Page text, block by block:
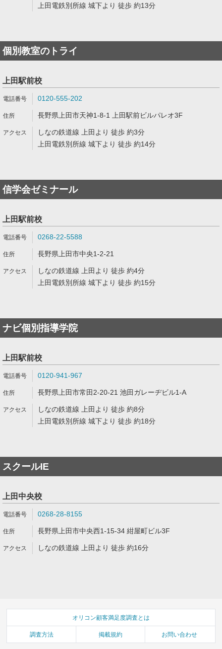
上田電鉄別所線 城下より 徒歩 約13分
個別教室のトライ
上田駅前校
0120-555-202
長野県上田市天神1-8-1 上田駅前ビルパレオ3F
しなの鉄道線 上田より 徒歩 約3分
上田電鉄別所線 城下より 徒歩 約14分
信学会ゼミナール
上田駅前校
0268-22-5588
長野県上田市中央1-2-21
しなの鉄道線 上田より 徒歩 約4分
上田電鉄別所線 城下より 徒歩 約15分
ナビ個別指導学院
上田駅前校
0120-941-967
長野県上田市常田2-20-21 池田ガレーヂビル1-A
しなの鉄道線 上田より 徒歩 約8分
上田電鉄別所線 城下より 徒歩 約18分
スクールIE
上田中央校
0268-28-8155
長野県上田市中央西1-15-34 紺屋町ビル3F
しなの鉄道線 上田より 徒歩 約16分
オリコン顧客満足度調査とは
調査方法 掲載規約 お問い合わせ